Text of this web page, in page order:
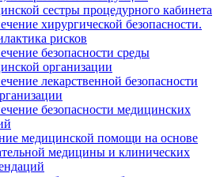
сестры процедурного кабинета
хирургической безопасности.
рисков
безопасности среды
организации
лекарственной безопасности
безопасности медицинских
медицинской помощи на основе
медицины и клинических